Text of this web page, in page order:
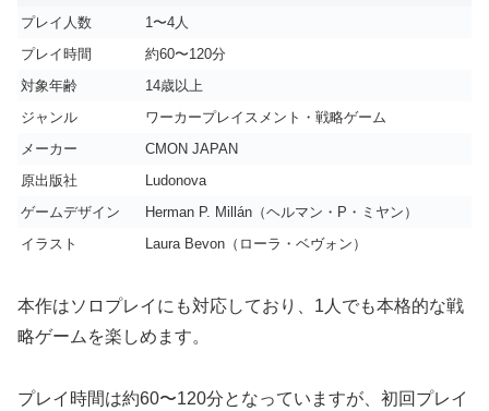
プレイ人数
1〜4人
プレイ時間
約60〜120分
対象年齢
14歳以上
ジャンル
ワーカープレイスメント・戦略ゲーム
メーカー
CMON JAPAN
原出版社
Ludonova
ゲームデザイン
Herman P. Millán（ヘルマン・P・ミヤン）
イラスト
Laura Bevon（ローラ・ベヴォン）
本作はソロプレイにも対応しており、1人でも本格的な戦
略ゲームを楽しめます。
プレイ時間は約60〜120分となっていますが、初回プレイ